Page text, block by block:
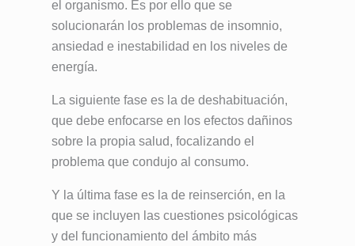
el organismo. Es por ello que se
solucionarán los problemas de insomnio,
ansiedad e inestabilidad en los niveles de
energía.
La siguiente fase es la de deshabituación,
que debe enfocarse en los efectos dañinos
sobre la propia salud, focalizando el
problema que condujo al consumo.
Y la última fase es la de reinserción, en la
que se incluyen las cuestiones psicológicas
y del funcionamiento del ámbito más